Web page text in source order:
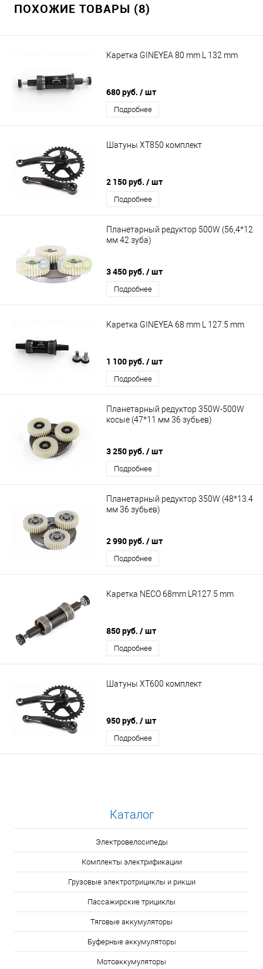
ПОХОЖИЕ ТОВАРЫ (8)
Каретка GINEYEA 80 mm L 132 mm
680 руб. / шт
Подробнее
Шатуны XT850 комплект
2 150 руб. / шт
Подробнее
Планетарный редуктор 500W (56,4*12
мм 42 зуба)
3 450 руб. / шт
Подробнее
Каретка GINEYEA 68 mm L 127.5 mm
1 100 руб. / шт
Подробнее
Планетарный редуктор 350W-500W
косые (47*11 мм 36 зубьев)
3 250 руб. / шт
Подробнее
Планетарный редуктор 350W (48*13.4
мм 36 зубьев)
2 990 руб. / шт
Подробнее
Каретка NECO 68mm LR127.5 mm
850 руб. / шт
Подробнее
Шатуны XT600 комплект
950 руб. / шт
Подробнее
Каталог
Электровелосипеды
Комплекты электрификации
Грузовые электротрициклы и рикши
Пассажирские трициклы
Тяговые аккумуляторы
Буферные аккумуляторы
Мотоаккумуляторы